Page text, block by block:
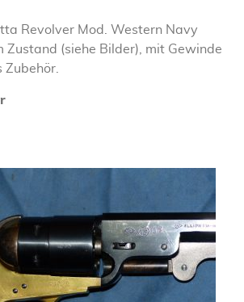
Revolver Mod. Western Navy
(siehe Bilder), mit Gewinde